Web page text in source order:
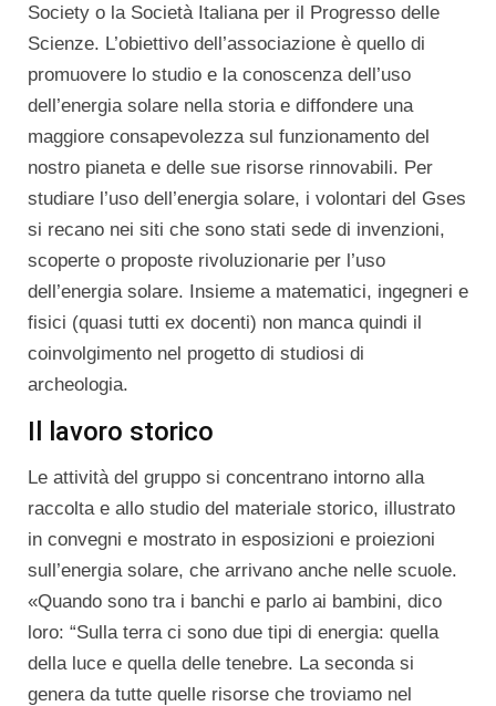
Society o la Società Italiana per il Progresso delle
Scienze. L’obiettivo dell’associazione è quello di
promuovere lo studio e la conoscenza dell’uso
dell’energia solare nella storia e diffondere una
maggiore consapevolezza sul funzionamento del
nostro pianeta e delle sue risorse rinnovabili. Per
studiare l’uso dell’energia solare, i volontari del Gses
si recano nei siti che sono stati sede di invenzioni,
scoperte o proposte rivoluzionarie per l’uso
dell’energia solare. Insieme a matematici, ingegneri e
fisici (quasi tutti ex docenti) non manca quindi il
coinvolgimento nel progetto di studiosi di
archeologia.
Il lavoro storico
Le attività del gruppo si concentrano intorno alla
raccolta e allo studio del materiale storico, illustrato
in convegni e mostrato in esposizioni e proiezioni
sull’energia solare, che arrivano anche nelle scuole.
«Quando sono tra i banchi e parlo ai bambini, dico
loro: “Sulla terra ci sono due tipi di energia: quella
della luce e quella delle tenebre. La seconda si
genera da tutte quelle risorse che troviamo nel